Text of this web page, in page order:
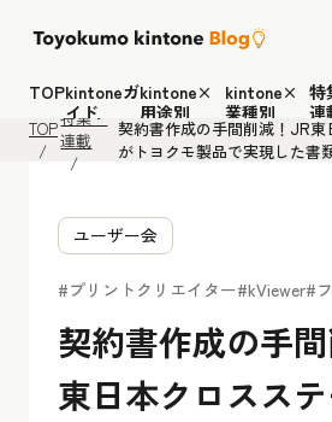
TOPkintoneガ
イド
kintone×
用途別
kintone×
業種別
特
連
TOP特集・
連載
契約書作成の手間削減！JR
がトヨクモ製品で実現した書
ユーザー会
#プリントクリエイター#kViewer#
契約書作成の手
東日本クロスス